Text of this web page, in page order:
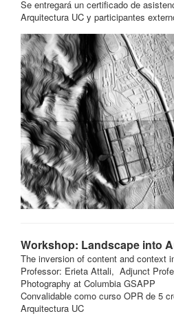
Se entregará un certificado de
Arquitectura UC y participantes
Workshop: Landscape into
The inversion of content and context
Professor: Erieta Attali, Adjunct
Photography at Columbia GSAPP
Convalidable como curso OPR de 5
Arquitectura UC